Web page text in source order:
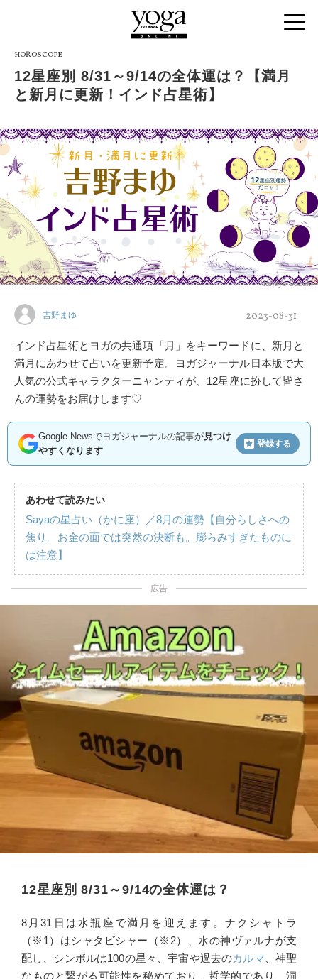
HOROSCOPE
12星座別 8/31～9/14の全体運は？【満月
と新月に更新！インド占星術】
Nanayo Suzuki
吉野まゆ 2023-08-31
インド占星術とヨガの共通項「月」をキーワードに、新月と
満月にあわせて占いを更新予定。ヨガジャーナル日本版で大
人気の公式キャラクターニャンティが、12星座に扮して皆さ
んの運勢をお届けします♡
Google Newsでヨガジャーナルの記事が見つけ
やすくなります
登録する
あわせて読みたい
Sayaの星占い（かに座）／8月の運勢【自分らしさへの
焦り。お金の面では突然の決断も。膨らみすぎたものに
は注意】
広告
12星座別 8/31～9/14の全体運は？
8月31日は水瓶座で満月を迎えます。ナクシャトラ
（※1）はシャタビシャー（※2）、水の神ヴァルナが支
配し、シンボルは100の星々、宇宙や過去のカルマ 、神聖
なものと繋がる可能性を秘めており、哲学的であり、洞